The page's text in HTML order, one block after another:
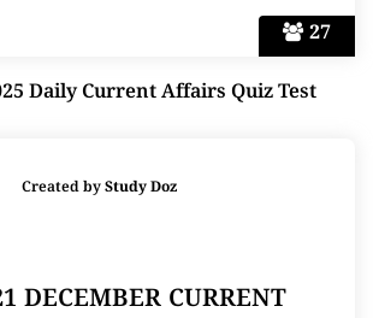
27
Daily Current Affairs Quiz Test
Created byStudy Doz
DECEMBER CURRENT